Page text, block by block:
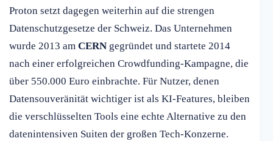
Proton setzt dagegen weiterhin auf die strengen
Datenschutzgesetze der Schweiz. Das Unternehmen
wurde 2013 am CERN gegründet und startete 2014
nach einer erfolgreichen Crowdfunding-Kampagne, die
über 550.000 Euro einbrachte. Für Nutzer, denen
Datensouveränität wichtiger ist als KI-Features, bleiben
die verschlüsselten Tools eine echte Alternative zu den
datenintensiven Suiten der großen Tech-Konzerne.